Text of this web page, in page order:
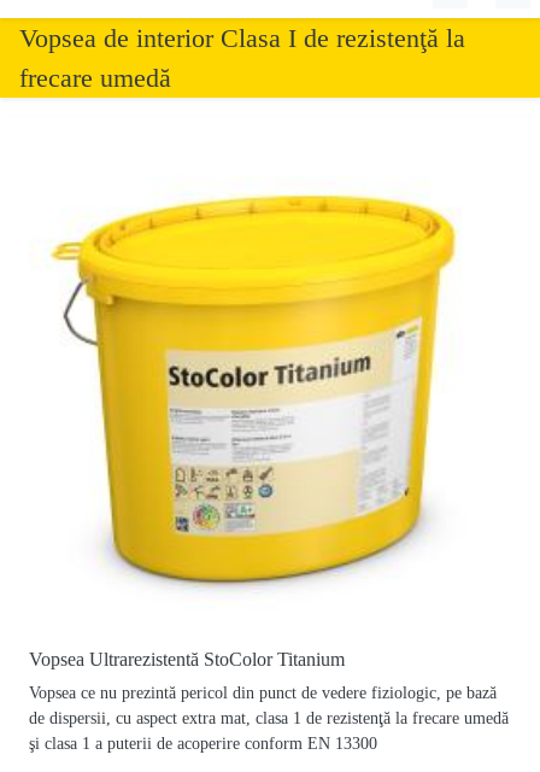
Vopsea de interior Clasa I de rezistenţă la
frecare umedă
Vopsea Ultrarezistentă StoColor Titanium
Vopsea ce nu prezintă pericol din punct de vedere fiziologic, pe bază
de dispersii, cu aspect extra mat, clasa 1 de rezistenţă la frecare umedă
şi clasa 1 a puterii de acoperire conform EN 13300